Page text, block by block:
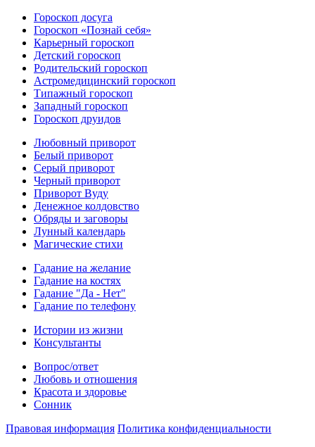
Гороскоп досуга
Гороскоп «Познай себя»
Карьерный гороскоп
Детский гороскоп
Родительский гороскоп
Астромедицинский гороскоп
Типажный гороскоп
Западный гороскоп
Гороскоп друидов
Любовный приворот
Белый приворот
Серый приворот
Черный приворот
Приворот Вуду
Денежное колдовство
Обряды и заговоры
Лунный календарь
Магические стихи
Гадание на желание
Гадание на костях
Гадание "Да - Нет"
Гадание по телефону
Истории из жизни
Консультанты
Вопрос/ответ
Любовь и отношения
Красота и здоровье
Сонник
Правовая информация Политика конфиденциальности